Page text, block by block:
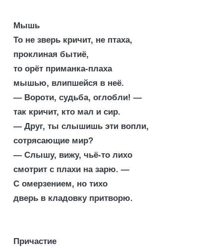
Мышь
То не зверь кричит, не птаха,
проклиная бытиё,
то орёт приманка-плаха
мышью, влипшейся в неё.
— Вороти, судьба, оглобли! —
так кричит, кто мал и сир.
— Друг, ты слышишь эти вопли,
сотрясающие мир?
— Слышу, вижу, чьё-то лихо
смотрит с плахи на зарю. —
С омерзением, но тихо
дверь в кладовку притворю.
Причастие